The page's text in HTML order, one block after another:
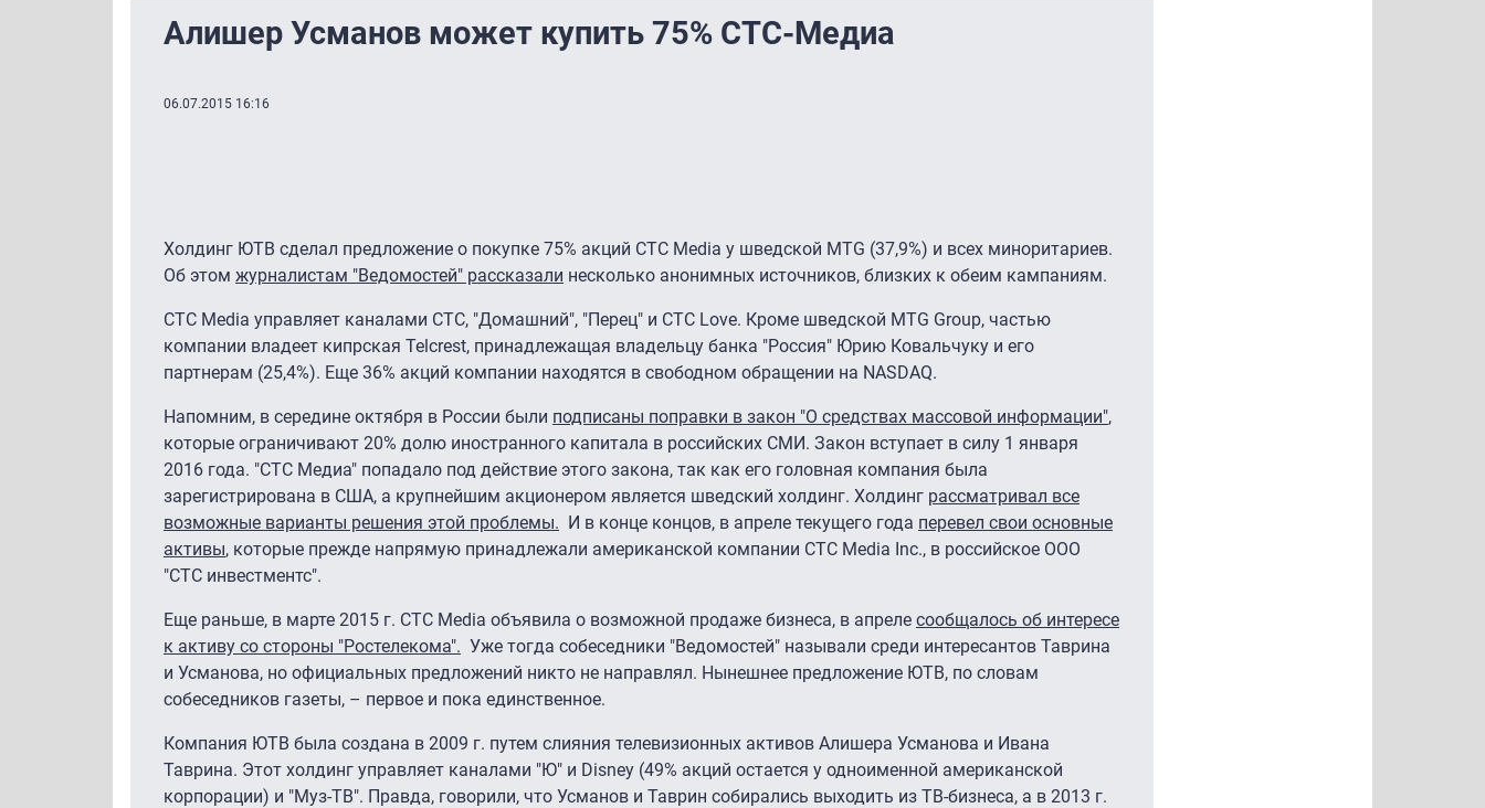
Алишер Усманов может купить 75% СТС-Медиа
06.07.2015 16:16
Холдинг ЮТВ сделал предложение о покупке 75% акций CTC Media у шведской MTG (37,9%) и всех миноритариев.
Об этом журналистам "Ведомостей" рассказали несколько анонимных источников, близких к обеим кампаниям.
CTC Media управляет каналами CTC, "Домашний", "Перец" и CTC Love. Кроме шведской MTG Group, частью
компании владеет кипрская Telcrest, принадлежащая владельцу банка "Россия" Юрию Ковальчуку и его
партнерам (25,4%). Еще 36% акций компании находятся в свободном обращении на NASDAQ.
Напомним, в середине октября в России были подписаны поправки в закон "О средствах массовой информации",
которые ограничивают 20% долю иностранного капитала в российских СМИ. Закон вступает в силу 1 января
2016 года. "СТС Медиа" попадало под действие этого закона, так как его головная компания была
зарегистрирована в США, а крупнейшим акционером является шведский холдинг. Холдинг рассматривал все
возможные варианты решения этой проблемы. И в конце концов, в апреле текущего года перевел свои основные
активы, которые прежде напрямую принадлежали американской компании CTC Media Inc., в российское ООО
"СТС инвестментс".
Еще раньше, в марте 2015 г. CTC Media объявила о возможной продаже бизнеса, в апреле сообщалось об интересе
к активу со стороны "Ростелекома". Уже тогда собеседники "Ведомостей" называли среди интересантов Таврина
и Усманова, но официальных предложений никто не направлял. Нынешнее предложение ЮТВ, по словам
собеседников газеты, – первое и пока единственное.
Компания ЮТВ была создана в 2009 г. путем слияния телевизионных активов Алишера Усманова и Ивана
Таврина. Этот холдинг управляет каналами "Ю" и Disney (49% акций остается у одноименной американской
корпорации) и "Муз-ТВ". Правда, говорили, что Усманов и Таврин собирались выходить из ТВ-бизнеса, а в 2013 г.